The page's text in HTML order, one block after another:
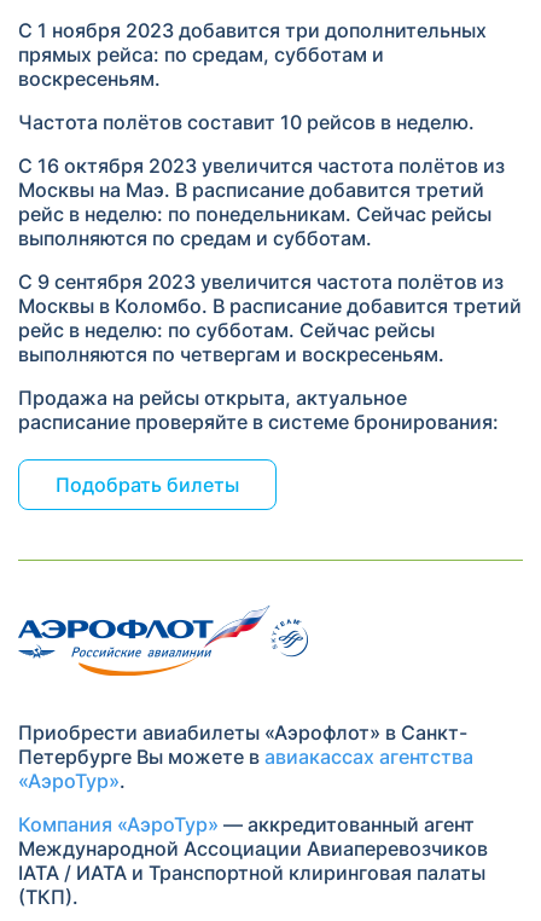
С 1 ноября 2023 добавится три дополнительных
прямых рейса: по средам, субботам и
воскресеньям.
Частота полётов составит 10 рейсов в неделю.
С 16 октября 2023 увеличится частота полётов из
Москвы на Маэ. В расписание добавится третий
рейс в неделю: по понедельникам. Сейчас рейсы
выполняются по средам и субботам.
С 9 сентября 2023 увеличится частота полётов из
Москвы в Коломбо. В расписание добавится третий
рейс в неделю: по субботам. Сейчас рейсы
выполняются по четвергам и воскресеньям.
Продажа на рейсы открыта, актуальное
расписание проверяйте в системе бронирования:
Подобрать билеты
Приобрести авиабилеты «Аэрофлот» в Санкт-
Петербурге Вы можете в авиакассах агентства
«АэроТур».
Компания «АэроТур» — аккредитованный агент
Международной Ассоциации Авиаперевозчиков
IATA / ИАТА и Транспортной клиринговая палаты
(ТКП).